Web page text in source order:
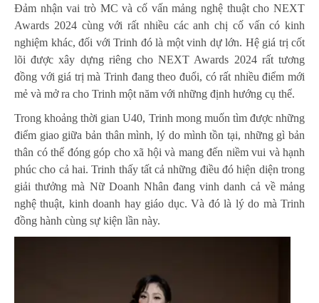
Đảm nhận vai trò MC và cố vấn mảng nghệ thuật cho NEXT
Awards 2024 cùng với rất nhiều các anh chị cố vấn có kinh
nghiệm khác, đối với Trinh đó là một vinh dự lớn. Hệ giá trị cốt
lõi được xây dựng riêng cho NEXT Awards 2024 rất tương
đồng với giá trị mà Trinh đang theo đuổi, có rất nhiều điểm mới
mẻ và mở ra cho Trinh một năm với những định hướng cụ thể.
Trong khoảng thời gian U40, Trinh mong muốn tìm được những
điểm giao giữa bản thân mình, lý do mình tồn tại, những gì bản
thân có thể đóng góp cho xã hội và mang đến niềm vui và hạnh
phúc cho cả hai. Trinh thấy tất cả những điều đó hiện diện trong
giải thưởng mà Nữ Doanh Nhân đang vinh danh cả về mảng
nghệ thuật, kinh doanh hay giáo dục. Và đó là lý do mà Trinh
đồng hành cùng sự kiện lần này.